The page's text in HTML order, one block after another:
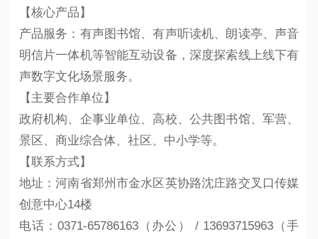
【核心产品】
产品服务：有声图书馆、有声听读机、朗读亭、声音
明信片一体机等智能互动设备，深度探索线上线下有
声数字文化场景服务。
【主要合作单位】
政府机构、企事业单位、高校、公共图书馆、军营、
景区、商业综合体、社区、中小学等。
【联系方式】
地址：河南省郑州市金水区英协路沈庄路交叉口传媒
创意中心14楼
电话：0371-65786163（办公） / 13693715963（手